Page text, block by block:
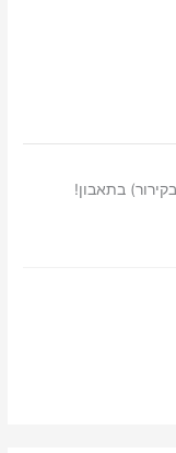
בתאבון!